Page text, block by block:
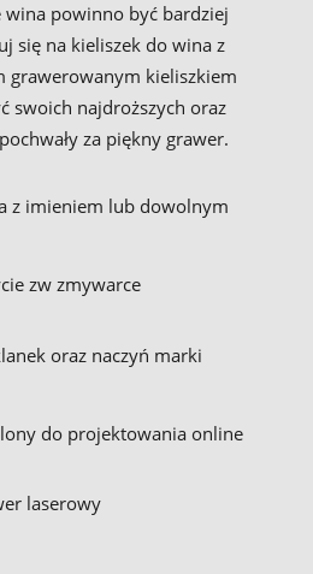
wina powinno być bardziej
się na kieliszek do wina z
grawerowanym kieliszkiem
swoich najdroższych oraz
za piękny grawer.
z imieniem lub dowolnym
zw zmywarce
oraz naczyń marki
do projektowania online
laserowy